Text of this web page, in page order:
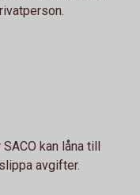
kan låna till
avgifter.